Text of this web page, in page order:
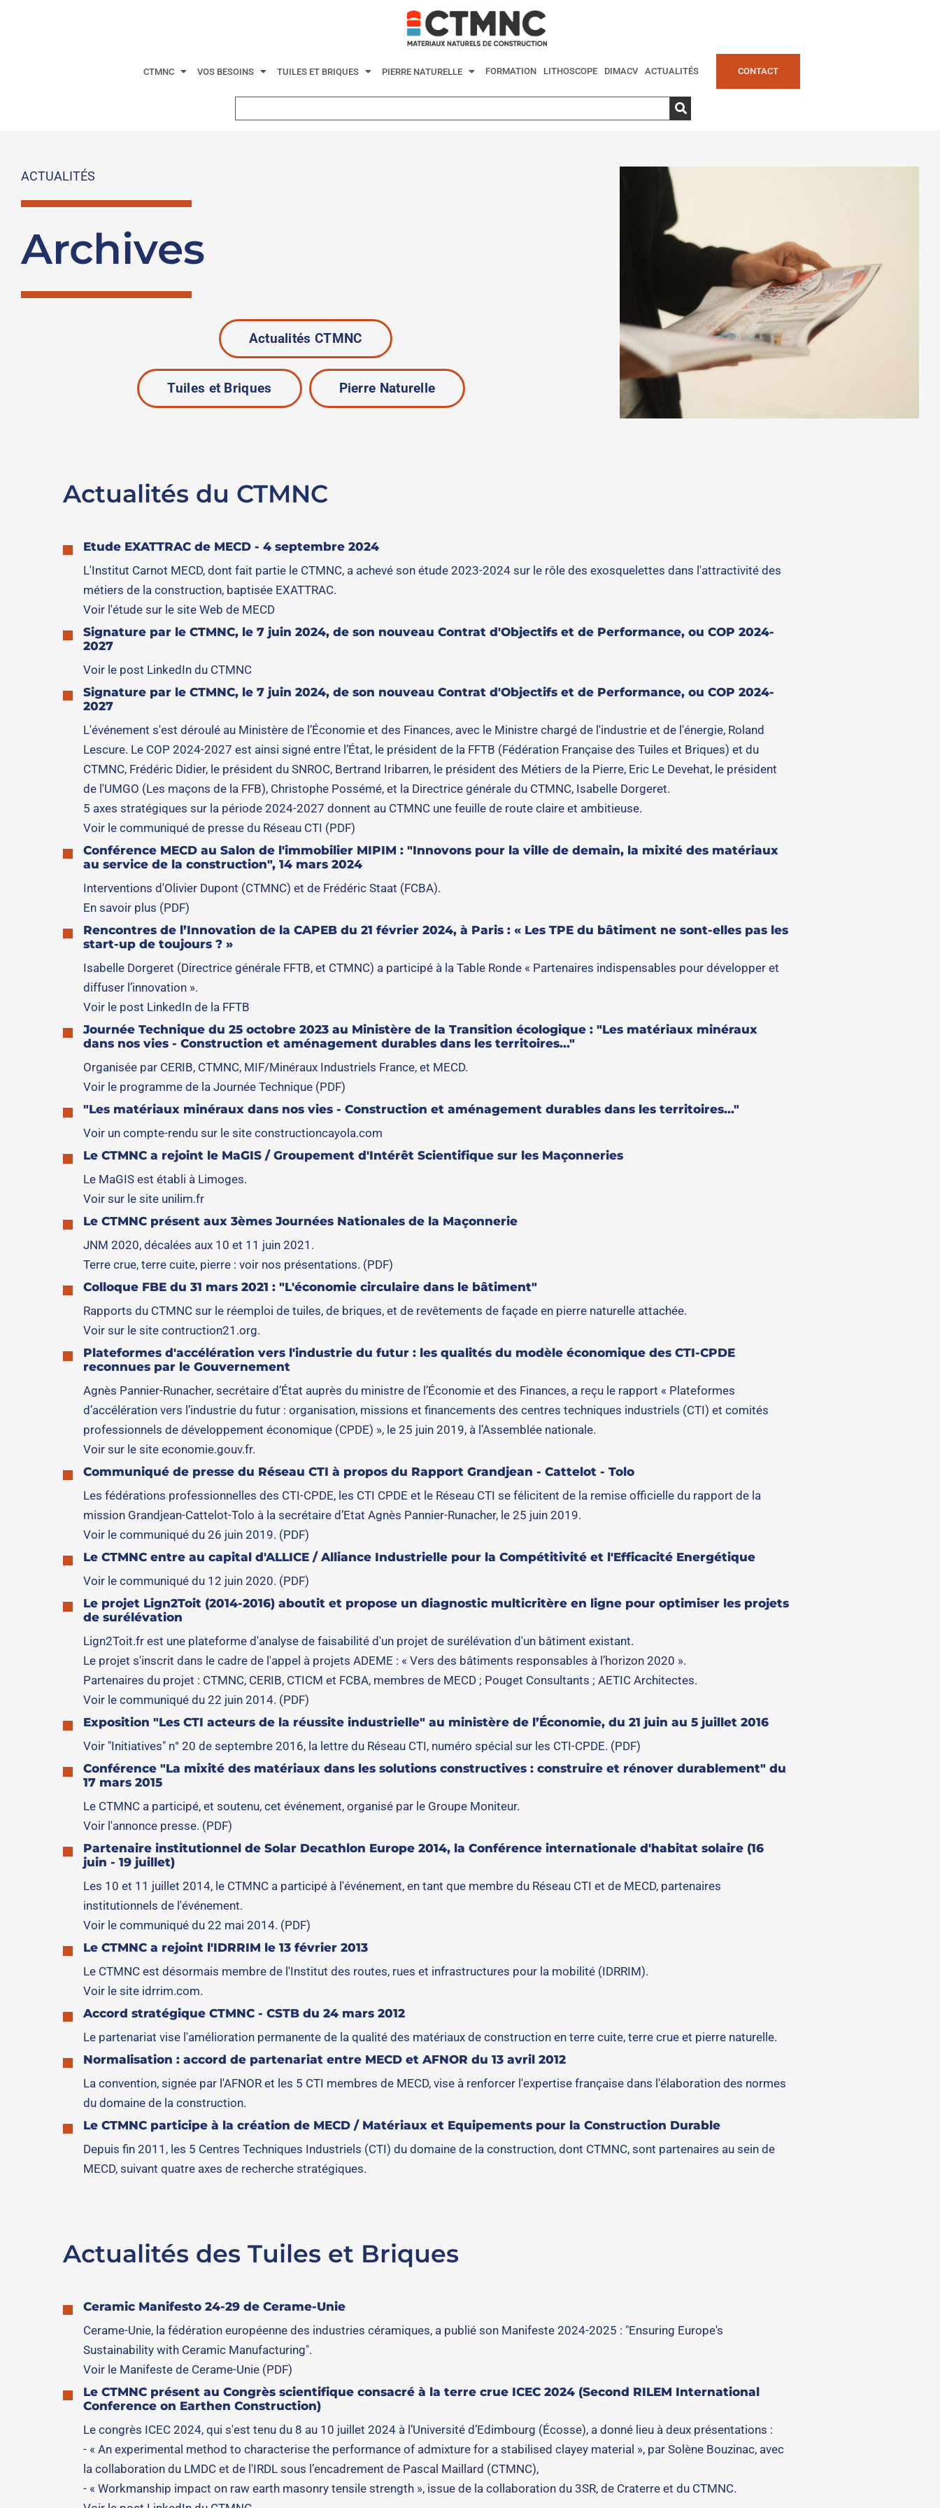
CTMNC VOS BESOINS TUILES ET BRIQUES PIERRE NATURELLE FORMATION LITHOSCOPE DIMACV ACTUALITÉS CONTACT
ACTUALITÉS
Archives
Actualités CTMNC
Tuiles et Briques Pierre Naturelle
Actualités du CTMNC
Etude EXATTRAC de MECD - 4 septembre 2024
L'Institut Carnot MECD, dont fait partie le CTMNC, a achevé son étude 2023-2024 sur le rôle des exosquelettes dans l'attractivité des
métiers de la construction, baptisée EXATTRAC.
Voir l'étude sur le site Web de MECD
Signature par le CTMNC, le 7 juin 2024, de son nouveau Contrat d'Objectifs et de Performance, ou COP 2024-
2027
Voir le post LinkedIn du CTMNC
Signature par le CTMNC, le 7 juin 2024, de son nouveau Contrat d'Objectifs et de Performance, ou COP 2024-
2027
L'événement s'est déroulé au Ministère de l’Économie et des Finances, avec le Ministre chargé de l'industrie et de l'énergie, Roland
Lescure. Le COP 2024-2027 est ainsi signé entre l’État, le président de la FFTB (Fédération Française des Tuiles et Briques) et du
CTMNC, Frédéric Didier, le président du SNROC, Bertrand Iribarren, le président des Métiers de la Pierre, Eric Le Devehat, le président
de l'UMGO (Les maçons de la FFB), Christophe Possémé, et la Directrice générale du CTMNC, Isabelle Dorgeret.
5 axes stratégiques sur la période 2024-2027 donnent au CTMNC une feuille de route claire et ambitieuse.
Voir le communiqué de presse du Réseau CTI (PDF)
Conférence MECD au Salon de l'immobilier MIPIM : "Innovons pour la ville de demain, la mixité des matériaux
au service de la construction", 14 mars 2024
Interventions d'Olivier Dupont (CTMNC) et de Frédéric Staat (FCBA).
En savoir plus (PDF)
Rencontres de l’Innovation de la CAPEB du 21 février 2024, à Paris : « Les TPE du bâtiment ne sont-elles pas les
start-up de toujours ? »
Isabelle Dorgeret (Directrice générale FFTB, et CTMNC) a participé à la Table Ronde « Partenaires indispensables pour développer et
diffuser l’innovation ».
Voir le post LinkedIn de la FFTB
Journée Technique du 25 octobre 2023 au Ministère de la Transition écologique : "Les matériaux minéraux
dans nos vies - Construction et aménagement durables dans les territoires..."
Organisée par CERIB, CTMNC, MIF/Minéraux Industriels France, et MECD.
Voir le programme de la Journée Technique (PDF)
"Les matériaux minéraux dans nos vies - Construction et aménagement durables dans les territoires..."
Voir un compte-rendu sur le site constructioncayola.com
Le CTMNC a rejoint le MaGIS / Groupement d'Intérêt Scientifique sur les Maçonneries
Le MaGIS est établi à Limoges.
Voir sur le site unilim.fr
Le CTMNC présent aux 3èmes Journées Nationales de la Maçonnerie
JNM 2020, décalées aux 10 et 11 juin 2021.
Terre crue, terre cuite, pierre : voir nos présentations. (PDF)
Colloque FBE du 31 mars 2021 : "L'économie circulaire dans le bâtiment"
Rapports du CTMNC sur le réemploi de tuiles, de briques, et de revêtements de façade en pierre naturelle attachée.
Voir sur le site contruction21.org.
Plateformes d'accélération vers l'industrie du futur : les qualités du modèle économique des CTI-CPDE
reconnues par le Gouvernement
Agnès Pannier-Runacher, secrétaire d’État auprès du ministre de l’Économie et des Finances, a reçu le rapport « Plateformes
d’accélération vers l’industrie du futur : organisation, missions et financements des centres techniques industriels (CTI) et comités
professionnels de développement économique (CPDE) », le 25 juin 2019, à l’Assemblée nationale.
Voir sur le site economie.gouv.fr.
Communiqué de presse du Réseau CTI à propos du Rapport Grandjean - Cattelot - Tolo
Les fédérations professionnelles des CTI-CPDE, les CTI CPDE et le Réseau CTI se félicitent de la remise officielle du rapport de la
mission Grandjean-Cattelot-Tolo à la secrétaire d’Etat Agnès Pannier-Runacher, le 25 juin 2019.
Voir le communiqué du 26 juin 2019. (PDF)
Le CTMNC entre au capital d'ALLICE / Alliance Industrielle pour la Compétitivité et l'Efficacité Energétique
Voir le communiqué du 12 juin 2020. (PDF)
Le projet Lign2Toit (2014-2016) aboutit et propose un diagnostic multicritère en ligne pour optimiser les projets
de surélévation
Lign2Toit.fr est une plateforme d'analyse de faisabilité d'un projet de surélévation d'un bâtiment existant.
Le projet s'inscrit dans le cadre de l'appel à projets ADEME : « Vers des bâtiments responsables à l’horizon 2020 ».
Partenaires du projet : CTMNC, CERIB, CTICM et FCBA, membres de MECD ; Pouget Consultants ; AETIC Architectes.
Voir le communiqué du 22 juin 2014. (PDF)
Exposition "Les CTI acteurs de la réussite industrielle" au ministère de l’Économie, du 21 juin au 5 juillet 2016
Voir "Initiatives" n° 20 de septembre 2016, la lettre du Réseau CTI, numéro spécial sur les CTI-CPDE. (PDF)
Conférence "La mixité des matériaux dans les solutions constructives : construire et rénover durablement" du
17 mars 2015
Le CTMNC a participé, et soutenu, cet événement, organisé par le Groupe Moniteur.
Voir l'annonce presse. (PDF)
Partenaire institutionnel de Solar Decathlon Europe 2014, la Conférence internationale d'habitat solaire (16
juin - 19 juillet)
Les 10 et 11 juillet 2014, le CTMNC a participé à l'événement, en tant que membre du Réseau CTI et de MECD, partenaires
institutionnels de l'événement.
Voir le communiqué du 22 mai 2014. (PDF)
Le CTMNC a rejoint l'IDRRIM le 13 février 2013
Le CTMNC est désormais membre de l'Institut des routes, rues et infrastructures pour la mobilité (IDRRIM).
Voir le site idrrim.com.
Accord stratégique CTMNC - CSTB du 24 mars 2012
Le partenariat vise l'amélioration permanente de la qualité des matériaux de construction en terre cuite, terre crue et pierre naturelle.
Normalisation : accord de partenariat entre MECD et AFNOR du 13 avril 2012
La convention, signée par l'AFNOR et les 5 CTI membres de MECD, vise à renforcer l'expertise française dans l'élaboration des normes
du domaine de la construction.
Le CTMNC participe à la création de MECD / Matériaux et Equipements pour la Construction Durable
Depuis fin 2011, les 5 Centres Techniques Industriels (CTI) du domaine de la construction, dont CTMNC, sont partenaires au sein de
MECD, suivant quatre axes de recherche stratégiques.
Actualités des Tuiles et Briques
Ceramic Manifesto 24-29 de Cerame-Unie
Cerame-Unie, la fédération européenne des industries céramiques, a publié son Manifeste 2024-2025 : "Ensuring Europe's
Sustainability with Ceramic Manufacturing".
Voir le Manifeste de Cerame-Unie (PDF)
Le CTMNC présent au Congrès scientifique consacré à la terre crue ICEC 2024 (Second RILEM International
Conference on Earthen Construction)
Le congrès ICEC 2024, qui s'est tenu du 8 au 10 juillet 2024 à l’Université d’Edimbourg (Écosse), a donné lieu à deux présentations :
- « An experimental method to characterise the performance of admixture for a stabilised clayey material », par Solène Bouzinac, avec
la collaboration du LMDC et de l'IRDL sous l’encadrement de Pascal Maillard (CTMNC),
- « Workmanship impact on raw earth masonry tensile strength », issue de la collaboration du 3SR, de Craterre et du CTMNC.